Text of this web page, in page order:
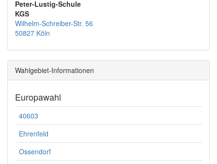
Peter-Lustig-Schule
KGS
Wilhelm-Schreiber-Str. 56
50827 Köln
Wahlgebiet-Informationen
Europawahl
40603
Ehrenfeld
Ossendorf